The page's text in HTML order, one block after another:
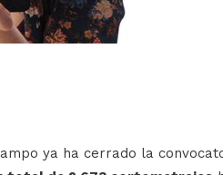
ya ha cerrado la